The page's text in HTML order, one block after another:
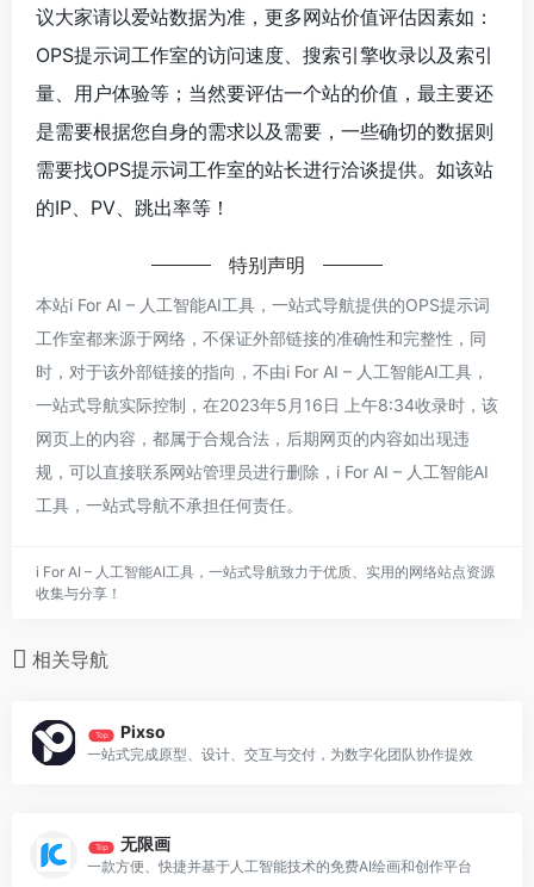
议大家请以爱站数据为准，更多网站价值评估因素如：
OPS提示词工作室的访问速度、搜索引擎收录以及索引
量、用户体验等；当然要评估一个站的价值，最主要还
是需要根据您自身的需求以及需要，一些确切的数据则
需要找OPS提示词工作室的站长进行洽谈提供。如该站
的IP、PV、跳出率等！
特别声明
本站i For AI – 人工智能AI工具，一站式导航提供的OPS提示词
工作室都来源于网络，不保证外部链接的准确性和完整性，同
时，对于该外部链接的指向，不由i For AI – 人工智能AI工具，
一站式导航实际控制，在2023年5月16日 上午8:34收录时，该
网页上的内容，都属于合规合法，后期网页的内容如出现违
规，可以直接联系网站管理员进行删除，i For AI – 人工智能AI
工具，一站式导航不承担任何责任。
i For AI – 人工智能AI工具，一站式导航致力于优质、实用的网络站点资源
收集与分享！
相关导航
Top Pixso
一站式完成原型、设计、交互与交付，为数字化团队协作提效
Top 无限画
一款方便、快捷并基于人工智能技术的免费AI绘画和创作平台